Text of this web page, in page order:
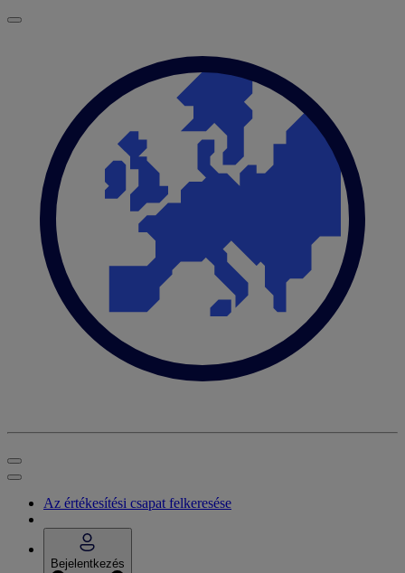
Az értékesítési csapat felkeresése
Bejelentkezés